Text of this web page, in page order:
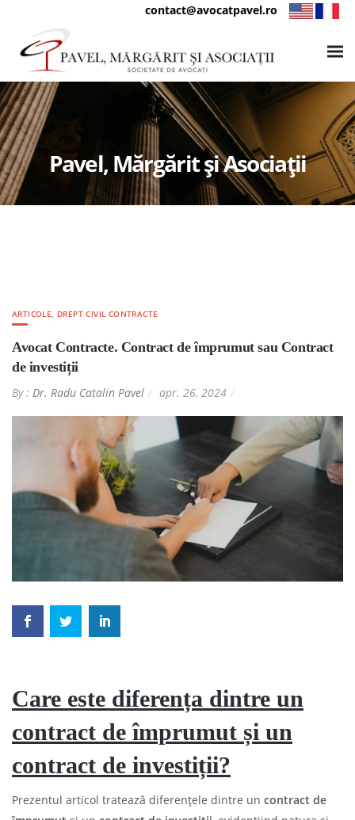
contact@avocatpavel.ro
Pavel, Mărgărit și Asociații
ARTICOLE, DREPT CIVIL CONTRACTE
Avocat Contracte. Contract de împrumut sau Contract
de investiții
By : Dr. Radu Catalin Pavel apr. 26, 2024
Care este diferența dintre un
contract de împrumut și un
contract de investiții?
Prezentul articol tratează diferențele dintre un contract de